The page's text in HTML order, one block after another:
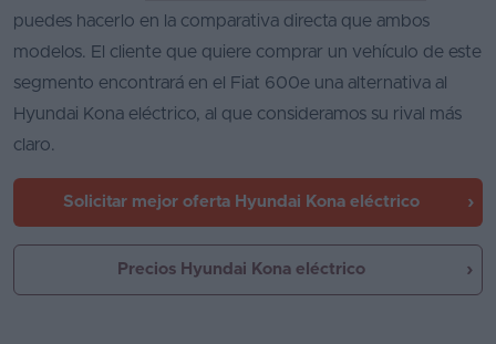
puedes hacerlo en la comparativa directa que ambos
modelos. El cliente que quiere comprar un vehículo de este
segmento encontrará en el Fiat 600e una alternativa al
Hyundai Kona eléctrico, al que consideramos su rival más
claro.
Solicitar mejor oferta Hyundai Kona eléctrico
Precios Hyundai Kona eléctrico